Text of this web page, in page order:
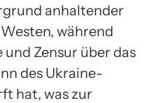
anhaltender
während
Zensur über das
des Ukraine-
hat, was zur